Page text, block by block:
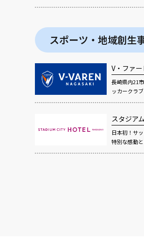
スポーツ・地域創生
V・ファ
長崎県内21
ッカークラ
スタジア
日本初！サ
特別な感動と